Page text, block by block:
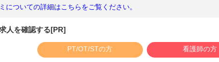
についての詳細はこちらをご覧ください。
人を確認する[PR]
PT/OT/STの方 看護師の方